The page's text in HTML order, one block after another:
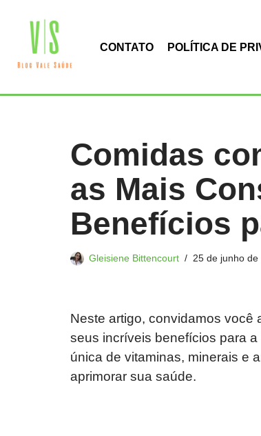
Pular
conteúdo
CONTATO POLÍTICA DE
Comidas
as Mais
Benefícios
Gleisiene Bittencourt 25 de junho de
Neste artigo, convidamos você
seus incríveis benefícios para
única de vitaminas, minerais e
aprimorar sua saúde.